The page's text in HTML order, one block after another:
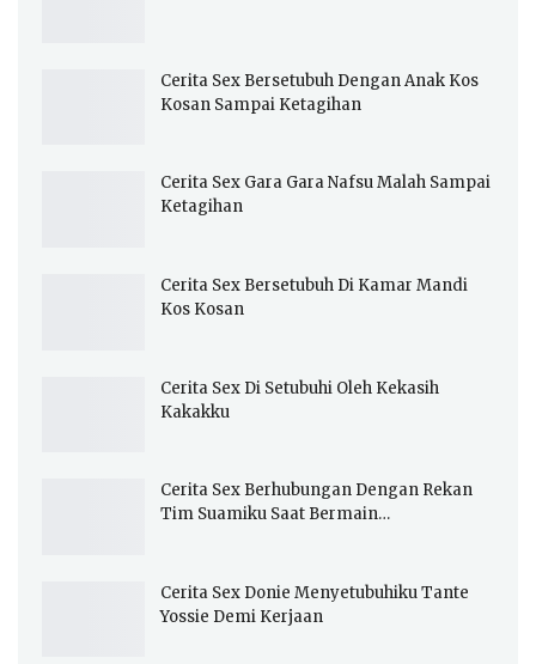
Cerita Sex Bersetubuh Dengan Anak Kos
Kosan Sampai Ketagihan
Cerita Sex Gara Gara Nafsu Malah Sampai
Ketagihan
Cerita Sex Bersetubuh Di Kamar Mandi
Kos Kosan
Cerita Sex Di Setubuhi Oleh Kekasih
Kakakku
Cerita Sex Berhubungan Dengan Rekan
Tim Suamiku Saat Bermain…
Cerita Sex Donie Menyetubuhiku Tante
Yossie Demi Kerjaan